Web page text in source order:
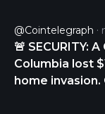
@Cointelegraph
🚨 SECURITY:
Columbia lost
home invasion. One Hong Kong suspect was